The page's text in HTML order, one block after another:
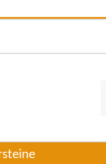
waren 471